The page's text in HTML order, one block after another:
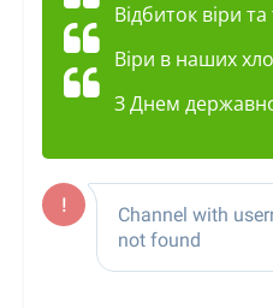
Відбиток віри
Віри в наших
З Днем